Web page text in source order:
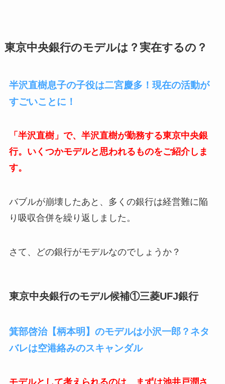
東京中央銀行のモデルは？実在するの？
半沢直樹息子の子役は二宮慶多！現在の活動が
すごいことに！
「半沢直樹」で、半沢直樹が勤務する東京中央銀
行。いくつかモデルと思われるものをご紹介しま
す。
バブルが崩壊したあと、多くの銀行は経営難に陥
り吸収合併を繰り返しました。
さて、どの銀行がモデルなのでしょうか？
東京中央銀行のモデル候補①三菱UFJ銀行
箕部啓治【柄本明】のモデルは小沢一郎？ネタ
バレは空港絡みのスキャンダル